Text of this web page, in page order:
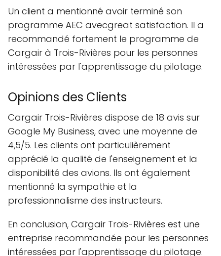
Un client a mentionné avoir terminé son
programme AEC avecgreat satisfaction. Il a
recommandé fortement le programme de
Cargair à Trois-Rivières pour les personnes
intéressées par l'apprentissage du pilotage.
Opinions des Clients
Cargair Trois-Rivières dispose de 18 avis sur
Google My Business, avec une moyenne de
4,5/5. Les clients ont particulièrement
apprécié la qualité de l'enseignement et la
disponibilité des avions. Ils ont également
mentionné la sympathie et la
professionnalisme des instructeurs.
En conclusion, Cargair Trois-Rivières est une
entreprise recommandée pour les personnes
intéressées par l'apprentissage du pilotage.